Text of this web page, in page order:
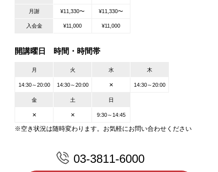
月謝 ¥11,330〜 ¥11,330〜
入会金 ¥11,000 ¥11,000
開講曜日 時間・時間帯
月 火 水 木
14:30～20:00 14:30～20:00 ✕ 14:30～20:00
金 土 日
✕ ✕ 9:30～14:45
※空き状況は随時変わります。お気軽にお問い合わせください
03-3811-6000